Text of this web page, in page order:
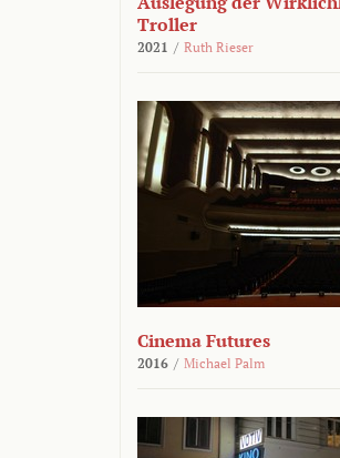
Troller
2021 / Ruth Rieser
Cinema Futures
2016 / Michael Palm